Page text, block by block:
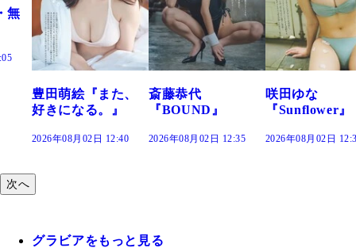
斎藤恭代
『BOUND』
2026年08月02日 12:35
咲田ゆな
『Sunflower』
2026年08月02日 12:30
藤水咲桜『花
だまり』
2026年08月02日
次へ
グラビアをもっと見る